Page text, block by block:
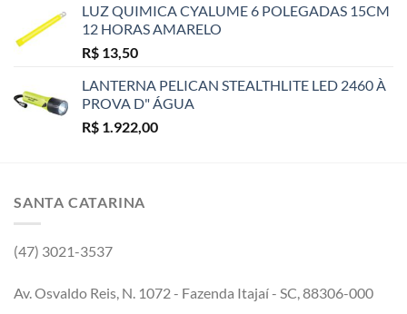
LUZ QUIMICA CYALUME 6 POLEGADAS 15CM
12 HORAS AMARELO
R$ 13,50
LANTERNA PELICAN STEALTHLITE LED 2460 À
PROVA D" ÁGUA
R$ 1.922,00
SANTA CATARINA
(47) 3021-3537
Av. Osvaldo Reis, N. 1072 - Fazenda Itajaí - SC, 88306-000